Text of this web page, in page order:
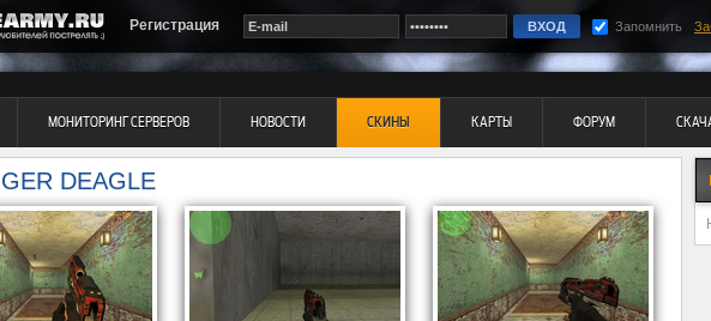
Регистрация Запомнить
МОНИТОРИНГ СЕРВЕРОВ НОВОСТИ СКИНЫ КАРТЫ ФОРУМ
DEAGLE